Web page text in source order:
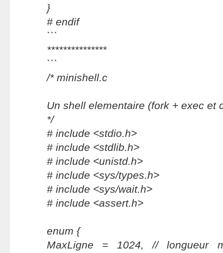
}
# endif
```
***************
```
/* minishell.c
Un shell elementaire (fork + exec et
*/
# include <stdio.h>
# include <stdlib.h>
# include <unistd.h>
# include <sys/types.h>
# include <sys/wait.h>
# include <assert.h>
enum {
MaxLigne = 1024, // longueur